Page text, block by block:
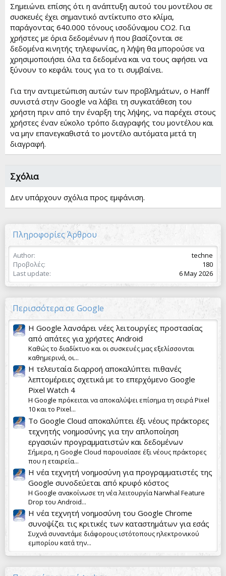
Σημειώνει επίσης ότι η ανάπτυξη αυτού του μοντέλου σε
συσκευές έχει σημαντικό αντίκτυπο στο κλίμα,
παράγοντας 640.000 τόνους ισοδύναμου CO2. Για
χρήστες με όρια δεδομένων ή που βασίζονται σε
δεδομένα κινητής τηλεφωνίας, η λήψη θα μπορούσε να
χρησιμοποιήσει όλα τα δεδομένα και να τους αφήσει να
ξύνουν το κεφάλι τους για το τι συμβαίνει.
Για την αντιμετώπιση αυτών των προβλημάτων, ο Hanff
συνιστά στην Google να λάβει τη συγκατάθεση του
χρήστη πριν από την έναρξη της λήψης, να παρέχει στους
χρήστες έναν εύκολο τρόπο διαγραφής του μοντέλου και
να μην επανεγκαθιστά το μοντέλο αυτόματα μετά τη
διαγραφή.
Σχόλια
Δεν υπάρχουν σχόλια προς εμφάνιση.
Πληροφορίες Άρθρου
Author
techne
Προβολές
180
Last update
6 May 2026
Περισσότερα σε Google
Η Google λανσάρει νέες λειτουργίες προστασίας
από απάτες για χρήστες Android
Καθώς το διαδίκτυο και οι συσκευές μας εξελίσσονται
καθημερινά, οι...
Η τελευταία διαρροή αποκαλύπτει πιθανές
λεπτομέρειες σχετικά με το επερχόμενο Google
Pixel Watch 4
Η Google πρόκειται να αποκαλύψει επίσημα τη σειρά Pixel
10 και το Pixel...
Το Google Cloud αποκαλύπτει έξι νέους πράκτορες
τεχνητής νοημοσύνης για την απλοποίηση
εργασιών προγραμματιστών και δεδομένων
Σήμερα, η Google Cloud παρουσίασε έξι νέους πράκτορες
που η εταιρεία...
Η νέα τεχνητή νοημοσύνη για προγραμματιστές της
Google συνοδεύεται από κρυφό κόστος
Η Google ανακοίνωσε τη νέα λειτουργία Narwhal Feature
Drop του Android...
Η νέα τεχνητή νοημοσύνη του Google Chrome
συνοψίζει τις κριτικές των καταστημάτων για εσάς
Συχνά συναντάμε διάφορους ιστότοπους ηλεκτρονικού
εμπορίου κατά την...